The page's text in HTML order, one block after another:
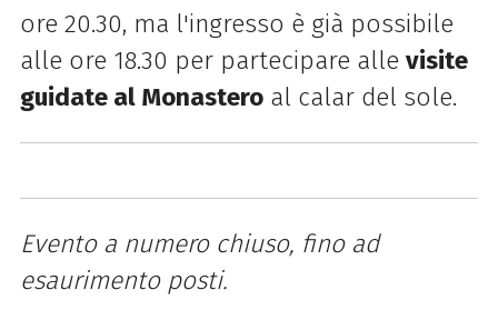
ore 20.30, ma l'ingresso è già possibile
alle ore 18.30 per partecipare alle visite
guidate al Monasteroal calar del sole.
Evento a numero chiuso, fino ad
esaurimento posti.